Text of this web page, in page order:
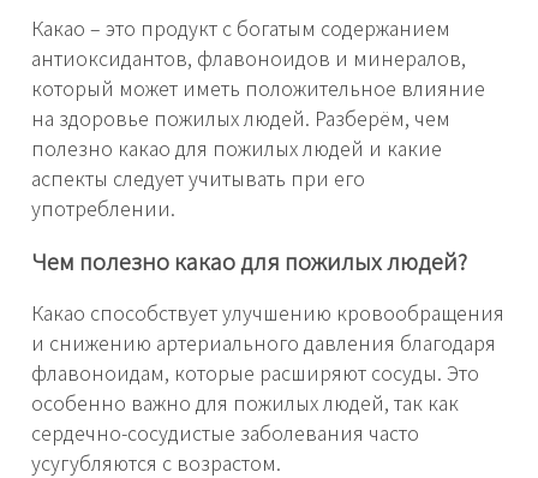
Какао – это продукт с богатым содержанием
антиоксидантов, флавоноидов и минералов,
который может иметь положительное влияние
на здоровье пожилых людей. Разберём, чем
полезно какао для пожилых людей и какие
аспекты следует учитывать при его
употреблении.
Чем полезно какао для пожилых людей?
Какао способствует улучшению кровообращения
и снижению артериального давления благодаря
флавоноидам, которые расширяют сосуды. Это
особенно важно для пожилых людей, так как
сердечно-сосудистые заболевания часто
усугубляются с возрастом.